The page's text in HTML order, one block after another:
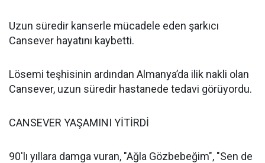
Uzun süredir kanserle mücadele eden şarkıcı
Cansever hayatını kaybetti.
Lösemi teşhisinin ardından Almanya’da ilik nakli olan
Cansever, uzun süredir hastanede tedavi görüyordu.
CANSEVER YAŞAMINI YİTİRDİ
90'lı yıllara damga vuran, "Ağla Gözbebeğim", "Sen de